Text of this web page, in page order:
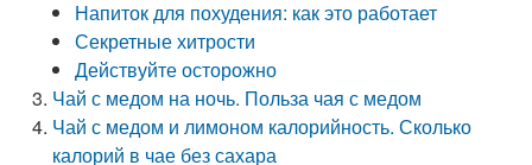
Напиток для похудения: как это работает
Секретные хитрости
Действуйте осторожно
Чай с медом на ночь. Польза чая с медом
Чай с медом и лимоном калорийность. Сколько
калорий в чае без сахара